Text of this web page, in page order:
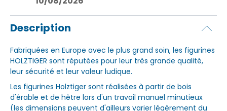
Description
Fabriquées en Europe avec le plus grand soin, les figurines
HOLZTIGER sont réputées pour leur très grande qualité,
leur sécurité et leur valeur ludique.
Les figurines Holztiger sont réalisées à partir de bois
d'érable et de hêtre lors d'un travail manuel minutieux
(les dimensions peuvent d'ailleurs varier légèrement du